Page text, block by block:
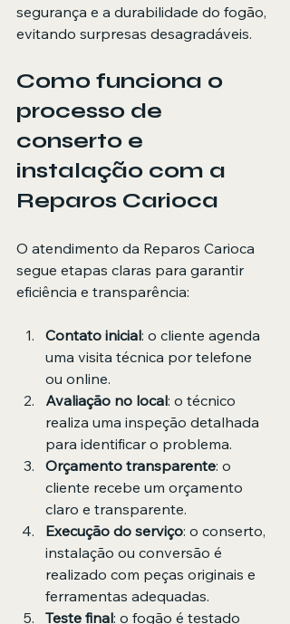
segurança e a durabilidade do fogão,
evitando surpresas desagradáveis.
Como funciona o
processo de
conserto e
instalação com a
Reparos Carioca
O atendimento da Reparos Carioca
segue etapas claras para garantir
eficiência e transparência:
Contato inicial: o cliente agenda
uma visita técnica por telefone
ou online.
Avaliação no local: o técnico
realiza uma inspeção detalhada
para identificar o problema.
Orçamento transparente: o
cliente recebe um orçamento
claro e transparente.
Execução do serviço: o conserto,
instalação ou conversão é
realizado com peças originais e
ferramentas adequadas.
Teste final: o fogão é testado